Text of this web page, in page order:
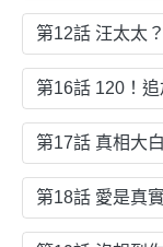
第12話 汪太太？
第16話 120！追
第17話 真相大白
第18話 愛是真